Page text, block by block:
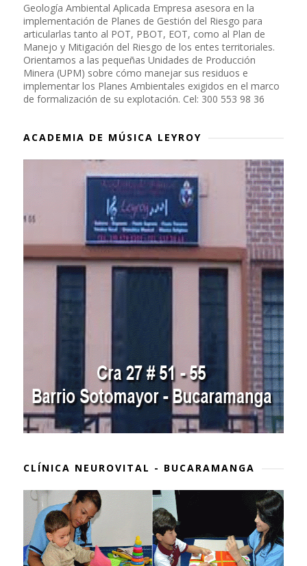
Geología Ambiental Aplicada Empresa asesora en la
implementación de Planes de Gestión del Riesgo para
articularlas tanto al POT, PBOT, EOT, como al Plan de
Manejo y Mitigación del Riesgo de los entes territoriales.
Orientamos a las pequeñas Unidades de Producción
Minera (UPM) sobre cómo manejar sus residuos e
implementar los Planes Ambientales exigidos en el marco
de formalización de su explotación. Cel: 300 553 98 36
ACADEMIA DE MÚSICA LEYROY
CLÍNICA NEUROVITAL - BUCARAMANGA